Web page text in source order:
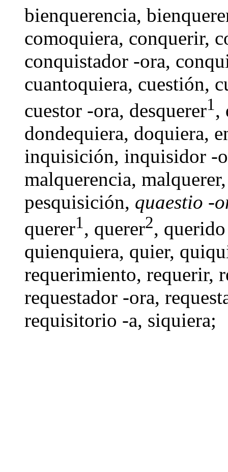
bienquerencia,
comoquiera, conquerir,
conquistador -ora,
cuantoquiera, cuestión,
cuestor -ora, desquerer1,
dondequiera, doquiera,
inquisición, inquisidor -
malquerencia, malquerer
pesquisición, quaestio -
querer1, querer2,
quienquiera, quier,
requerimiento, requerir,
requestador -ora,
requisitorio -a, siquiera;